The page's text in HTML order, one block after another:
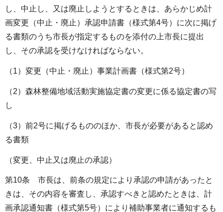
し、中止し、又は廃止しようとするときは、あらかじめ計
画変更（中止・廃止）承認申請書（様式第4号）に次に掲げ
る書類のうち市長が指定するものを添付の上市長に提出
し、その承認を受けなければならない。
（1）変更（中止・廃止）事業計画書（様式第2号）
（2）森林整備地域活動実施協定書の変更に係る協定書の写
し
（3）前2号に掲げるもののほか、市長が必要があると認め
る書類
（変更、中止又は廃止の承認）
第10条 市長は、前条の規定により承認の申請があったと
きは、その内容を審査し、承認すべきと認めたときは、計
画承認通知書（様式第5号）により補助事業者に通知するも